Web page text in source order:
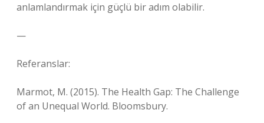
anlamlandırmak için güçlü bir adım olabilir.
—
Referanslar:
Marmot, M. (2015). The Health Gap: The Challenge
of an Unequal World. Bloomsbury.